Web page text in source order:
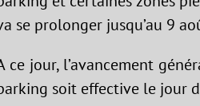
se prolonger jusqu’au 9
ce jour, l’avancement
soit effective le jour